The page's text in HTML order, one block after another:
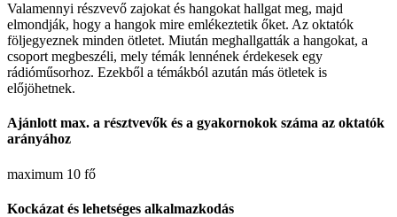
Valamennyi részvevő zajokat és hangokat hallgat meg, majd
elmondják, hogy a hangok mire emlékeztetik őket. Az oktatók
följegyeznek minden ötletet. Miután meghallgatták a hangokat, a
csoport megbeszéli, mely témák lennének érdekesek egy
rádióműsorhoz. Ezekből a témákból azután más ötletek is
előjöhetnek.
Ajánlott max. a résztvevők és a gyakornokok száma az oktatók
arányához
maximum 10 fő
Kockázat és lehetséges alkalmazkodás